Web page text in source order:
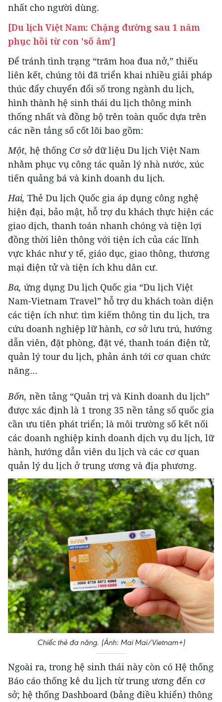
nhất cho người dùng.
[Du lịch Việt Nam: Chặng đường sau 1 năm
phục hồi từ con 'số âm']
Để tránh tình trạng “trăm hoa đua nở,” thiếu
liên kết, chúng tôi đã triển khai nhiều giải pháp
thúc đẩy chuyển đổi số trong ngành du lịch,
hình thành hệ sinh thái du lịch thông minh
thống nhất và đồng bộ trên toàn quốc dựa trên
các nền tảng số cốt lõi bao gồm:
Một, hệ thống Cơ sở dữ liệu Du lịch Việt Nam
nhằm phục vụ công tác quản lý nhà nước, xúc
tiến quảng bá và kinh doanh du lịch.
Hai, Thẻ Du lịch Quốc gia áp dụng công nghệ
hiện đại, bảo mật, hỗ trợ du khách thực hiện các
giao dịch, thanh toán nhanh chóng và tiện lợi
đồng thời liên thông với tiện ích của các lĩnh
vực khác như y tế, giáo dục, giao thông, thương
mại điện tử và tiện ích khu dân cư.
Ba, ứng dụng Du lịch Quốc gia “Du lịch Việt
Nam-Vietnam Travel” hỗ trợ du khách toàn diện
các tiện ích như: tìm kiếm thông tin du lịch, tra
cứu doanh nghiệp lữ hành, cơ sở lưu trú, hướng
dẫn viên, đặt phòng, đặt vé, thanh toán điện tử,
quản lý tour du lịch, phản ánh tới cơ quan chức
năng…
Bốn, nền tảng “Quản trị và Kinh doanh du lịch”
được xác định là 1 trong 35 nền tảng số quốc gia
cần ưu tiên phát triển; là môi trường số kết nối
các doanh nghiệp kinh doanh dịch vụ du lịch, lữ
hành, hướng dẫn viên du lịch và các cơ quan
quản lý du lịch ở trung ương và địa phương.
Chiếc thẻ đa năng. (Ảnh: Mai Mai/Vietnam+)
Ngoài ra, trong hệ sinh thái này còn có Hệ thống
Báo cáo thống kê du lịch từ trung ương đến cơ
sở; hệ thống Dashboard (bảng điều khiển) thông